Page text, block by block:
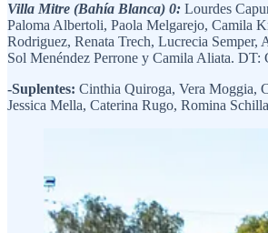
Villa Mitre (Bahía Blanca) 0: Lourdes
Paloma Albertoli, Paola Melgarejo, Camila
Rodriguez, Renata Trech, Lucrecia Semper,
Sol Menéndez Perrone y Camila Aliata. DT:
-Suplentes: Cinthia Quiroga, Vera Moggia,
Jessica Mella, Caterina Rugo, Romina